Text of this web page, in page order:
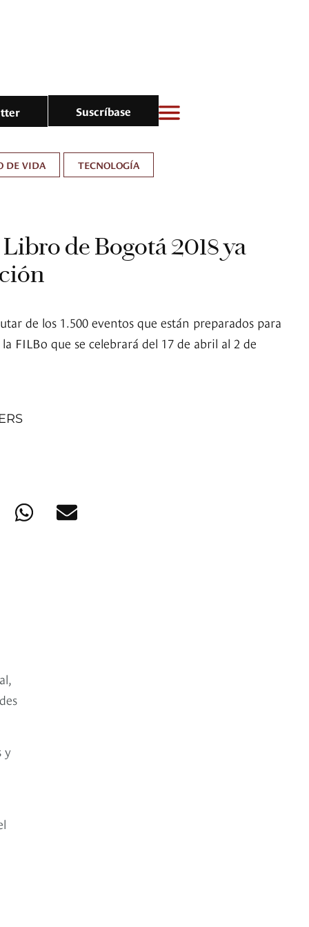
Suscríbase
DE VIDA TECNOLOGÍA
de Bogotá 2018 ya
de los 1.500 eventos que están preparados para
FILBo que se celebrará del 17 de abril al 2 de
y